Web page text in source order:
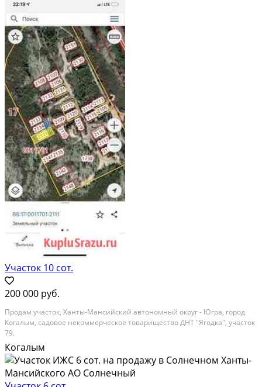
Расстояние до города (км): < 10
Участок 10 сот.
200 000 руб.
Продам участок, Ханты-Мансийский автономный округ - Югра, город
Когалым, садовое некоммерческое товарищество ДНТ "Ягодка", участок
79.
Расстояние до города (км): < 10
Когалым